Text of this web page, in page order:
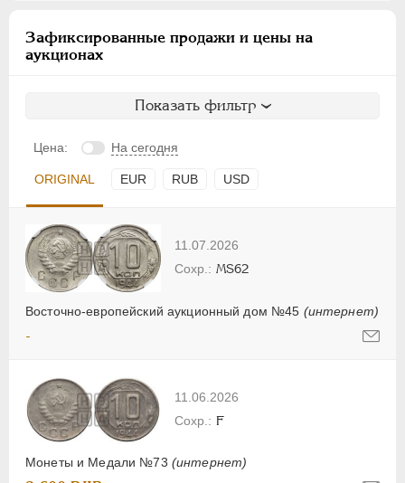
Зафиксированные продажи и цены на
аукционах
Показать фильтр
Цена: На сегодня
ORIGINAL EUR RUB USD
11.07.2026
Восточно-европейский аукционный дом №45 (интернет)
MS62
-
11.06.2026
Монеты и Медали №73 (интернет)
F